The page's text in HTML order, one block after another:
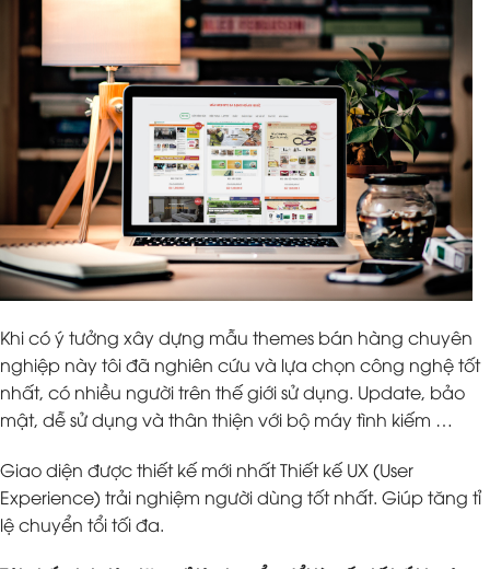
Khi có ý tưởng xây dựng mẫu themes bán hàng chuyên
nghiệp này tôi đã nghiên cứu và lựa chọn công nghệ tốt
nhất, có nhiều người trên thế giới sử dụng. Update, bảo
mật, dễ sử dụng và thân thiện với bộ máy tình kiếm …
Giao diện được thiết kế mới nhất Thiết kế UX (User
Experience) trải nghiệm người dùng tốt nhất. Giúp tăng tỉ
lệ chuyển tổi tối đa.